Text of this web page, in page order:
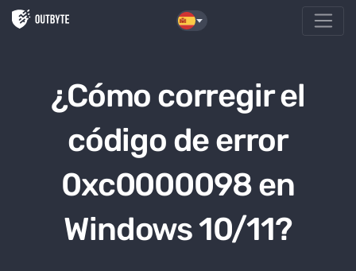
Saltar al contenido
¿Cómo corregir el
código de error
0xc0000098 en
Windows 10/11?